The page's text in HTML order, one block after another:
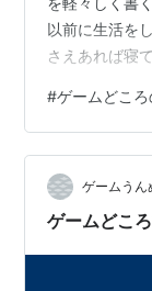
以前に生活を
さえあれば寝
#ゲームどこ
ゲームうん
ゲームどこ